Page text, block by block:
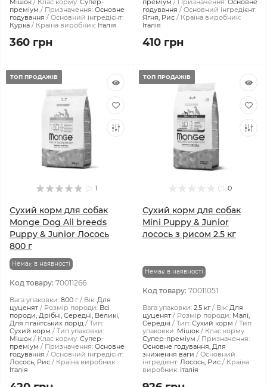
Мішок
Клас корму: Супер-
преміум
Призначення: Основне
годування
Основний інгредієнт:
Курка
Країна виробник: Італія
360 грн
преміум
Призначення: Основне
годування
Основний інгредієнт:
Ягня, Рис
Країна виробник:
Італія
410 грн
ТОП ПРОДАЖІВ
1
Сухий корм для собак
Monge Dog All breeds
Puppy & Junior Лосось
800 г
Немає в наявності
Код товару: 70011266
Вага упаковки: 800 г Вік: Для
цуценят
Розмір породи: Всі
породи, Дрібні, Середні, Великі,
Для гігантських порід
Тип:
Сухий корм
Тип упаковки:
Мішок
Клас корму: Супер-
преміум
Призначення: Основне
годування
Основний інгредієнт:
Лосось, Рис
Країна виробник:
Італія
ТОП ПРОДАЖІВ
0
Сухий корм для собак
Mini Puppy & Junior
лосось з рисом 2.5 кг
Немає в наявності
Код товару: 70011051
Вага упаковки: 2.5 кг Вік: Для
цуценят
Розмір породи: Малі,
Середні
Тип: Сухий корм
Тип
упаковки: Мішок
Клас корму:
Супер-преміум
Призначення:
Основне годування, Для
зниження ваги
Основний
інгредієнт: Лосось, Рис
Країна
виробник: Італія